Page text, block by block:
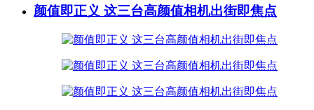
颜值即正义 这三台高颜值相机出街即焦点